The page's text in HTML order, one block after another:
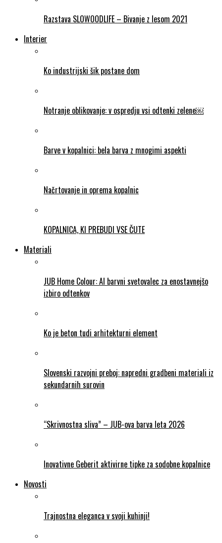
Razstava SLOWOODLIFE – Bivanje z lesom 2021
Interier
Ko industrijski šik postane dom
Notranje oblikovanje: v ospredju vsi odtenki zelene￼
Barve v kopalnici: bela barva z mnogimi aspekti
Načrtovanje in oprema kopalnic
KOPALNICA, KI PREBUDI VSE ČUTE
Materiali
JUB Home Colour: AI barvni svetovalec za enostavnejšo
izbiro odtenkov
Ko je beton tudi arhitekturni element
Slovenski razvojni preboj: napredni gradbeni materiali iz
sekundarnih surovin
“Skrivnostna sliva” – JUB-ova barva leta 2026
Inovativne Geberit aktivirne tipke za sodobne kopalnice
Novosti
Trajnostna eleganca v svoji kuhinji!